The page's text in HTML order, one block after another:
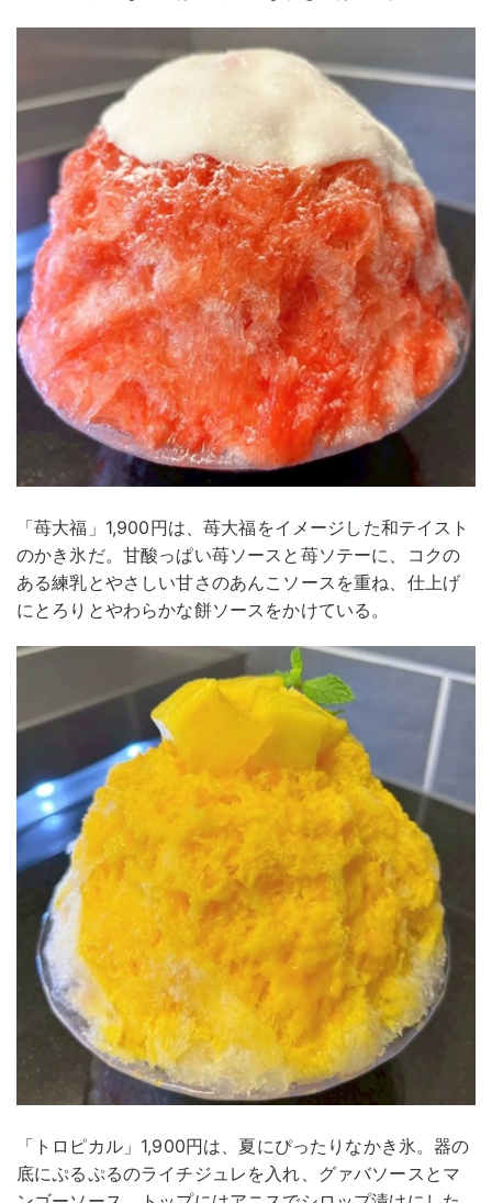
「苺大福」1,900円は、苺大福をイメージした和テイスト
のかき氷だ。甘酸っぱい苺ソースと苺ソテーに、コクの
ある練乳とやさしい甘さのあんこソースを重ね、仕上げ
にとろりとやわらかな餅ソースをかけている。
「トロピカル」1,900円は、夏にぴったりなかき氷。器の
底にぷるぷるのライチジュレを入れ、グァバソースとマ